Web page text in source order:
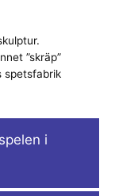
”skräp”
spetsfabrik
i